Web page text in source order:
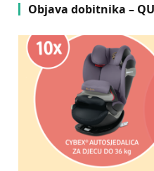
Objava dobitnika –